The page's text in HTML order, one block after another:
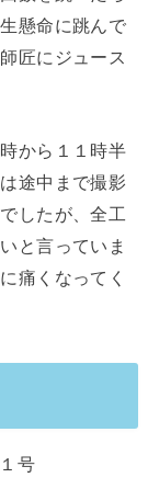
懸命に跳んで
匠にジュース
から１１時半
途中まで撮影
したが、全工
と言っていま
痛くなってく
号